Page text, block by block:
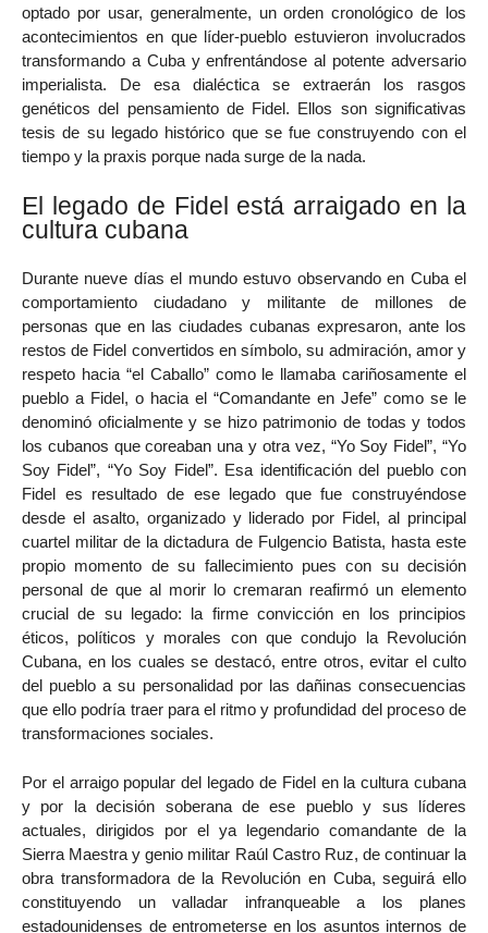
optado por usar, generalmente, un orden cronológico de los
acontecimientos en que líder-pueblo estuvieron involucrados
transformando a Cuba y enfrentándose al potente adversario
imperialista. De esa dialéctica se extraerán los rasgos
genéticos del pensamiento de Fidel. Ellos son significativas
tesis de su legado histórico que se fue construyendo con el
tiempo y la praxis porque nada surge de la nada.
El legado de Fidel está arraigado en la
cultura cubana
Durante nueve días el mundo estuvo observando en Cuba el
comportamiento ciudadano y militante de millones de
personas que en las ciudades cubanas expresaron, ante los
restos de Fidel convertidos en símbolo, su admiración, amor y
respeto hacia “el Caballo” como le llamaba cariñosamente el
pueblo a Fidel, o hacia el “Comandante en Jefe” como se le
denominó oficialmente y se hizo patrimonio de todas y todos
los cubanos que coreaban una y otra vez, “Yo Soy Fidel”, “Yo
Soy Fidel”, “Yo Soy Fidel”. Esa identificación del pueblo con
Fidel es resultado de ese legado que fue construyéndose
desde el asalto, organizado y liderado por Fidel, al principal
cuartel militar de la dictadura de Fulgencio Batista, hasta este
propio momento de su fallecimiento pues con su decisión
personal de que al morir lo cremaran reafirmó un elemento
crucial de su legado: la firme convicción en los principios
éticos, políticos y morales con que condujo la Revolución
Cubana, en los cuales se destacó, entre otros, evitar el culto
del pueblo a su personalidad por las dañinas consecuencias
que ello podría traer para el ritmo y profundidad del proceso de
transformaciones sociales.
Por el arraigo popular del legado de Fidel en la cultura cubana
y por la decisión soberana de ese pueblo y sus líderes
actuales, dirigidos por el ya legendario comandante de la
Sierra Maestra y genio militar Raúl Castro Ruz, de continuar la
obra transformadora de la Revolución en Cuba, seguirá ello
constituyendo un valladar infranqueable a los planes
estadounidenses de entrometerse en los asuntos internos de